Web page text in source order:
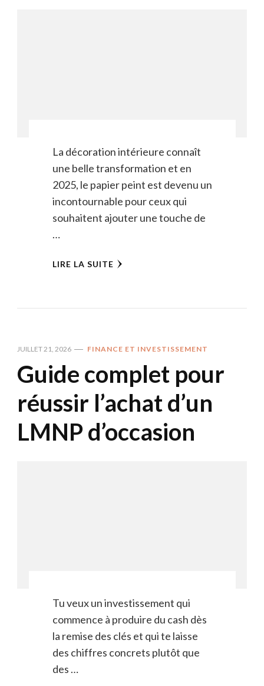
La décoration intérieure connaît
une belle transformation et en
2025, le papier peint est devenu un
incontournable pour ceux qui
souhaitent ajouter une touche de
…
LIRE LA SUITE
JUILLET 21, 2026 FINANCE ET INVESTISSEMENT
Guide complet pour
réussir l’achat d’un
LMNP d’occasion
Tu veux un investissement qui
commence à produire du cash dès
la remise des clés et qui te laisse
des chiffres concrets plutôt que
des …